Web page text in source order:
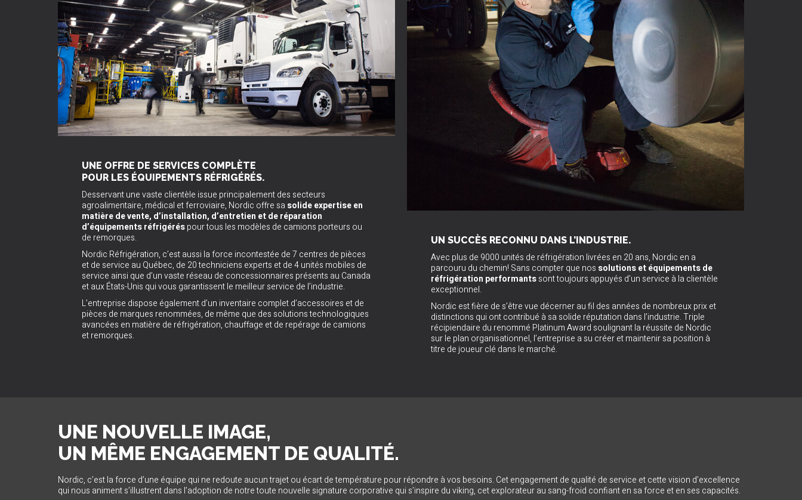
UNE OFFRE DE SERVICES COMPLÈTE
POUR LES ÉQUIPEMENTS RÉFRIGÉRÉS.
Desservant une vaste clientèle issue principalement des secteurs
agroalimentaire, médical et ferroviaire, Nordic offre sa solide expertise en
matière de vente, d’installation, d’entretien et de réparation
d’équipements réfrigéréspour tous les modèles de camions porteurs ou
de remorques.
Nordic Réfrigération, c’est aussi la force incontestée de 7 centres de pièces
et de service au Québec, de 20 techniciens experts et de 4 unités mobiles de
service ainsi que d’un vaste réseau de concessionnaires présents au Canada
et aux États-Unis qui vous garantissent le meilleur service de l’industrie.
L’entreprise dispose également d’un inventaire complet d’accessoires et de
pièces de marques renommées, de même que des solutions technologiques
avancées en matière de réfrigération, chauffage et de repérage de camions
et remorques.
UN SUCCÈS RECONNU DANS L’INDUSTRIE.
Avec plus de 9000 unités de réfrigération livrées en 20 ans, Nordic en a
parcouru du chemin! Sans compter que nos solutions et équipements de
réfrigération performantssont toujours appuyés d’un service à la clientèle
exceptionnel.
Nordic est fière de s’être vue décerner au fil des années de nombreux prix et
distinctions qui ont contribué à sa solide réputation dans l’industrie. Triple
récipiendaire du renommé Platinum Award soulignant la réussite de Nordic
sur le plan organisationnel, l’entreprise a su créer et maintenir sa position à
titre de joueur clé dans le marché.
UNE NOUVELLE IMAGE,
UN MÊME ENGAGEMENT DE QUALITÉ.
Nordic, c’est la force d’une équipe qui ne redoute aucun trajet ou écart de température pour répondre à vos besoins. Cet engagement de qualité de service et cette vision d’excellence
qui nous animent s’illustrent dans l’adoption de notre toute nouvelle signature corporative qui s’inspire du viking, cet explorateur au sang-froid confiant en sa force et en ses capacités.